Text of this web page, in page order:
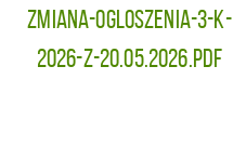
Zmiana-Ogloszenia-3-K-
2026-z-20.05.2026.pdf